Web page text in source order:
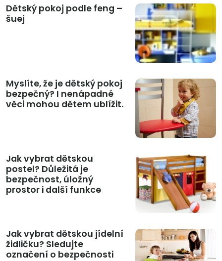
Dětský pokoj podle feng –
šuej
Myslíte, že je dětský pokoj
bezpečný? I nenápadné
věci mohou dětem ublížit.
Jak vybrat dětskou
postel? Důležitá je
bezpečnost, úložný
prostor i další funkce
Jak vybrat dětskou jídelní
židličku? Sledujte
označení o bezpečnosti